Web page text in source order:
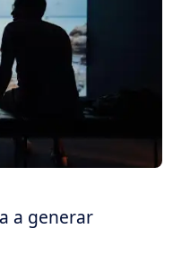
a generar